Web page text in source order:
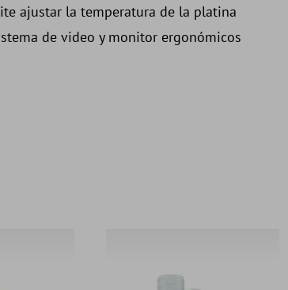
ajustar la temperatura de la platina
de video y monitor ergonómicos